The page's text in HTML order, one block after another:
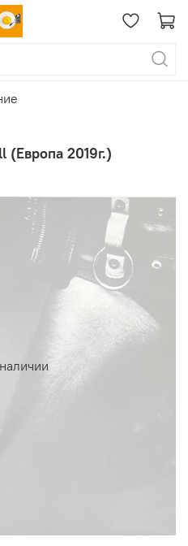
(Европа 2019г.)